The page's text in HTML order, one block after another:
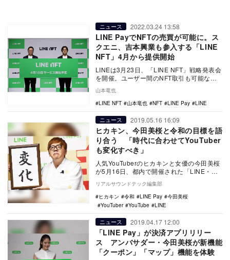
ニュース 2022.03.24 13:58
LINE PayでNFTの売買が可能に。ス
クエニ、吉本興業も参入する「LINE
NFT」4月から提供開始
LINEは3月23日、「LINE NFT」戦略発表会
を開催。ユーザー間のNFT取引も可能な総
合マーケットプレース「LINE NF…
山本竜也
LINE NFT
山本竜也 NFT LINE Pay LINE
ニュース 2019.05.16 16:09
ヒカキン、今田美桜と令和の目標を語
り合う 「時代に合わせてYouTuber
も変化すべき」
人気YouTuberのヒカキンと女優の今田美桜
が5月16日、都内で開催された「LINE・
LINE Pay 記者発表会」に登壇した…
リアルサウンドテック編集部
ヒカキン
令和 LINE Pay
今田美桜
YouTuber
YouTube LINE
ニュース 2019.04.17 12:00
「LINE Pay」が決済アプリリリー
ス アンバサダー・今田美桜が新機能
「クーポン」「マップ」機能を体験